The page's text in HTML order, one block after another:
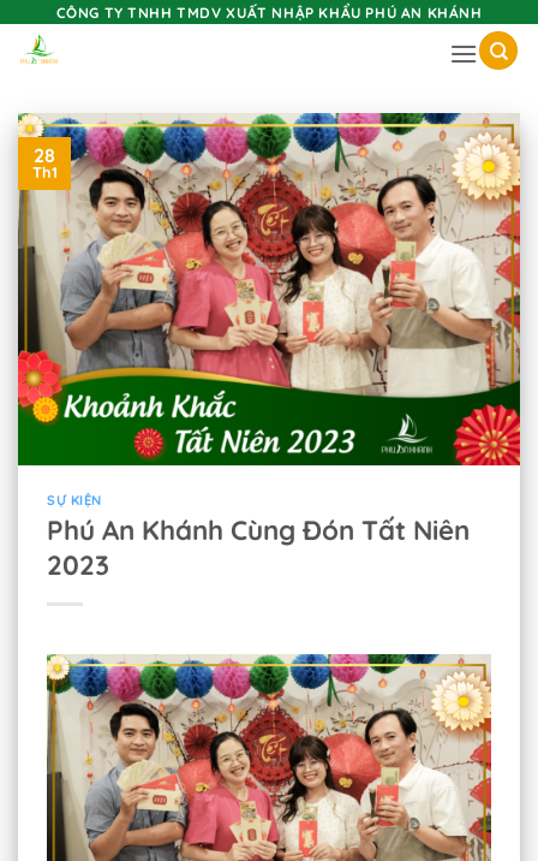
CÔNG TY TNHH TMDV XUẤT NHẬP KHẨU PHÚ AN KHÁNH
28
Th1
SỰ KIỆN
Phú An Khánh Cùng Đón Tất Niên
2023